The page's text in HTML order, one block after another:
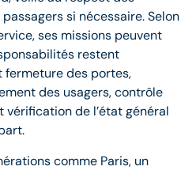
si nécessaire. Selon
ses missions peuvent
restent
fermeture des portes,
des usagers, contrôle
de l’état général
comme Paris, un